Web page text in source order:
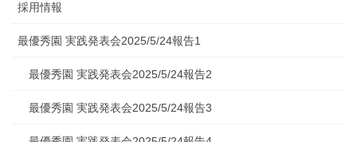
採用情報
最優秀園 実践発表会2025/5/24報告1
最優秀園 実践発表会2025/5/24報告2
最優秀園 実践発表会2025/5/24報告3